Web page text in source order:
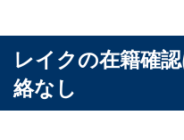
対策
レイクの在籍確認は審
レイクの在籍確
絡なし